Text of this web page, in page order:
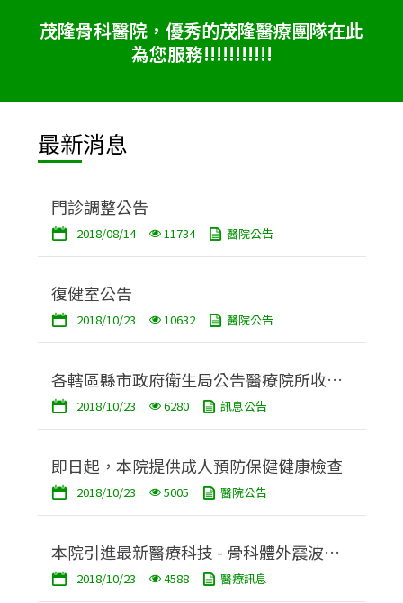
震波治療
茂隆骨科醫院，優秀的茂隆醫療團隊在此
為您服務!!!!!!!!!!!
最新消息
門診調整公告
2018/08/14 11734 醫院公告
復健室公告
2018/10/23 10632 醫院公告
各轄區縣市政府衛生局公告醫療院所收費
標準網站連結
2018/10/23 6280 訊息公告
即日起，本院提供成人預防保健健康檢查
2018/10/23 5005 醫院公告
本院引進最新醫療科技 - 骨科體外震波治
療儀2018/10/23 4588 醫療訊息